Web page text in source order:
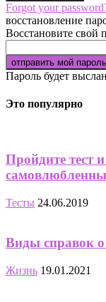
Forgot your
восстановление
Восстановите свой
Пароль будет
Это популярно
Пройдите тест
Тесты 24.06.2019
Виды справок о
Жизнь 19.01.2021